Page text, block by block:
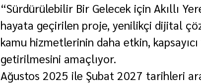
“Sürdürülebilir Bir Gelecek için Akıllı
hayata geçirilen proje, yenilikçi dijital
kamu hizmetlerinin daha etkin,
getirilmesini amaçlıyor.
Ağustos 2025 ile Şubat 2027 tarihleri